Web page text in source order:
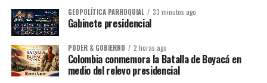
GEOPOLÍTICA PARROQUIAL 33 minutos ago
Gabinete presidencial
PODER & GOBIERNO 2 horas ago
Colombia conmemora la Batalla de Boyacá en
medio del relevo presidencial